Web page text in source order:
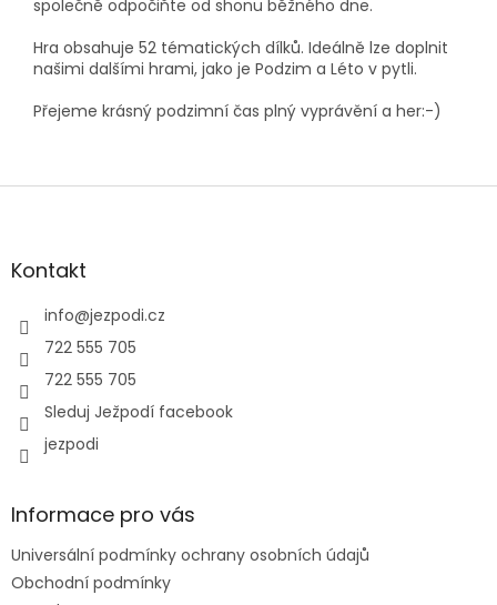
společně odpočiňte od shonu běžného dne.
Hra obsahuje 52 tématických dílků. Ideálně lze doplnit
našimi dalšími hrami, jako je Podzim a Léto v pytli.
Přejeme krásný podzimní čas plný vyprávění a her:-)
Z
aKontakt
info@jezpodi.cz
722 555 705
722 555 705
Sleduj Ježpodí facebook
jezpodi
Informace pro vás
Universální podmínky ochrany osobních údajů
Obchodní podmínky